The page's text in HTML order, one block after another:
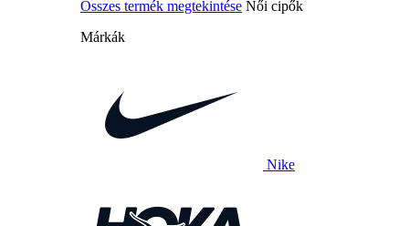
Összes termék megtekintése Női cipők
Márkák
Nike